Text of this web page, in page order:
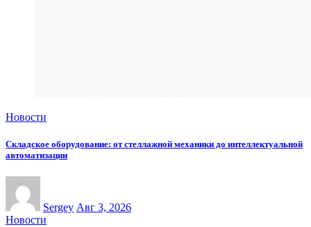
Новости
Складское оборудование: от стеллажной механики до интеллектуальной
автоматизации
Sergey Авг 3, 2026
Новости